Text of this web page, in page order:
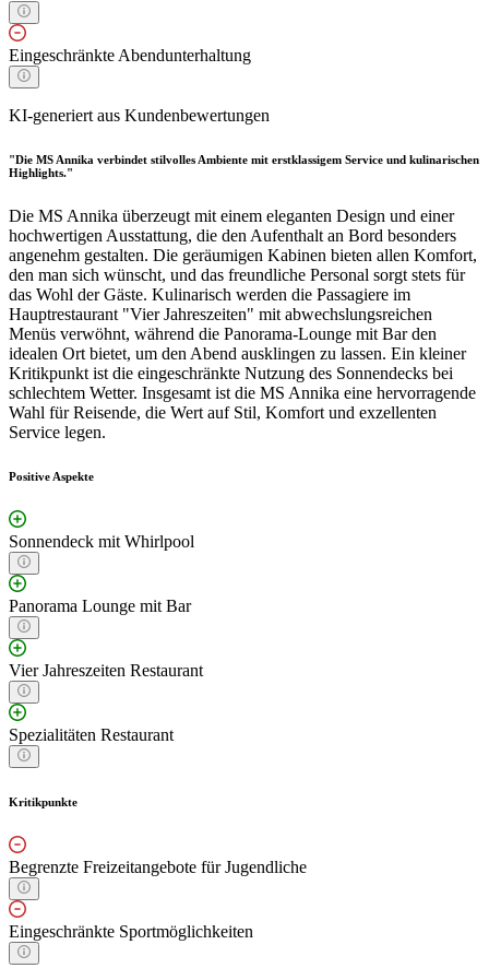
Eingeschränkte Abendunterhaltung
KI-generiert aus Kundenbewertungen
"Die MS Annika verbindet stilvolles Ambiente mit erstklassigem Service und kulinarischen
Highlights."
Die MS Annika überzeugt mit einem eleganten Design und einer
hochwertigen Ausstattung, die den Aufenthalt an Bord besonders
angenehm gestalten. Die geräumigen Kabinen bieten allen Komfort,
den man sich wünscht, und das freundliche Personal sorgt stets für
das Wohl der Gäste. Kulinarisch werden die Passagiere im
Hauptrestaurant "Vier Jahreszeiten" mit abwechslungsreichen
Menüs verwöhnt, während die Panorama-Lounge mit Bar den
idealen Ort bietet, um den Abend ausklingen zu lassen. Ein kleiner
Kritikpunkt ist die eingeschränkte Nutzung des Sonnendecks bei
schlechtem Wetter. Insgesamt ist die MS Annika eine hervorragende
Wahl für Reisende, die Wert auf Stil, Komfort und exzellenten
Service legen.
Positive Aspekte
Sonnendeck mit Whirlpool
Panorama Lounge mit Bar
Vier Jahreszeiten Restaurant
Spezialitäten Restaurant
Kritikpunkte
Begrenzte Freizeitangebote für Jugendliche
Eingeschränkte Sportmöglichkeiten